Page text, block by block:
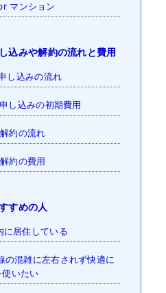
マンション
込みや解約の流れと費用
し込みの流れ
し込みの初期費用
約の流れ
約の費用
すめの人
に居住している
の混雑に左右されず快適に
いたい